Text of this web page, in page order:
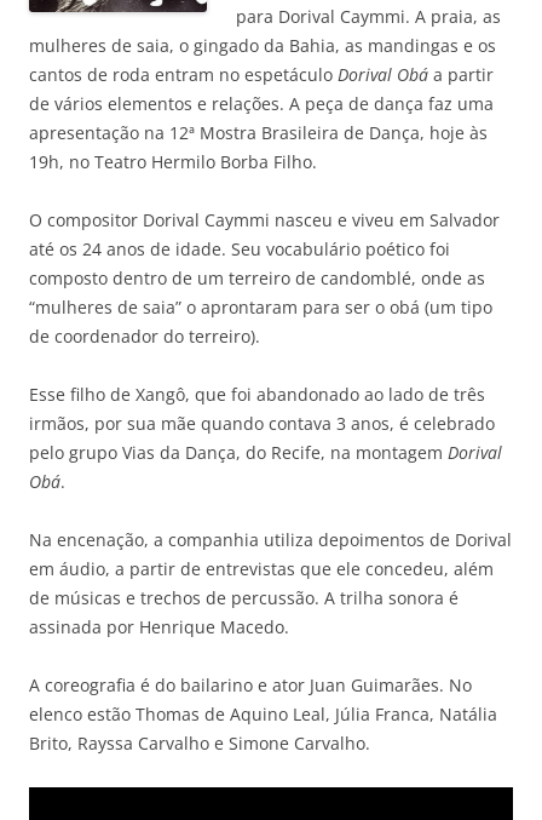
para Dorival Caymmi. A praia, as
mulheres de saia, o gingado da Bahia, as mandingas e os
cantos de roda entram no espetáculo Dorival Obá a partir
de vários elementos e relações. A peça de dança faz uma
apresentação na 12ª Mostra Brasileira de Dança, hoje às
19h, no Teatro Hermilo Borba Filho.
O compositor Dorival Caymmi nasceu e viveu em Salvador
até os 24 anos de idade. Seu vocabulário poético foi
composto dentro de um terreiro de candomblé, onde as
“mulheres de saia” o aprontaram para ser o obá (um tipo
de coordenador do terreiro).
Esse filho de Xangô, que foi abandonado ao lado de três
irmãos, por sua mãe quando contava 3 anos, é celebrado
pelo grupo Vias da Dança, do Recife, na montagem Dorival
Obá.
Na encenação, a companhia utiliza depoimentos de Dorival
em áudio, a partir de entrevistas que ele concedeu, além
de músicas e trechos de percussão. A trilha sonora é
assinada por Henrique Macedo.
A coreografia é do bailarino e ator Juan Guimarães. No
elenco estão Thomas de Aquino Leal, Júlia Franca, Natália
Brito, Rayssa Carvalho e Simone Carvalho.